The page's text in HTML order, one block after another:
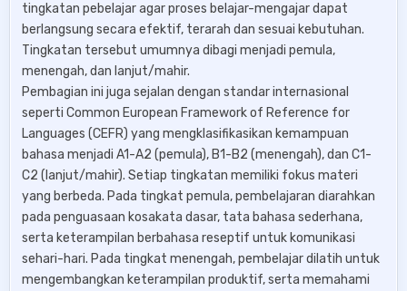
tingkatan pebelajar agar proses belajar-mengajar dapat
berlangsung secara efektif, terarah dan sesuai kebutuhan.
Tingkatan tersebut umumnya dibagi menjadi pemula,
menengah, dan lanjut/mahir.
Pembagian ini juga sejalan dengan standar internasional
seperti Common European Framework of Reference for
Languages (CEFR) yang mengklasifikasikan kemampuan
bahasa menjadi A1-A2 (pemula), B1-B2 (menengah), dan C1-
C2 (lanjut/mahir). Setiap tingkatan memiliki fokus materi
yang berbeda. Pada tingkat pemula, pembelajaran diarahkan
pada penguasaan kosakata dasar, tata bahasa sederhana,
serta keterampilan berbahasa reseptif untuk komunikasi
sehari-hari. Pada tingkat menengah, pembelajar dilatih untuk
mengembangkan keterampilan produktif, serta memahami